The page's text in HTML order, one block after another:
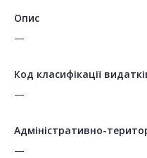
Опис
—
Код класифікації
—
Адміністративно-
—